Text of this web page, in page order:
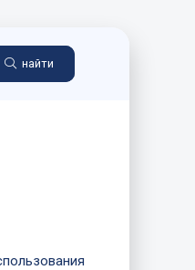
найти